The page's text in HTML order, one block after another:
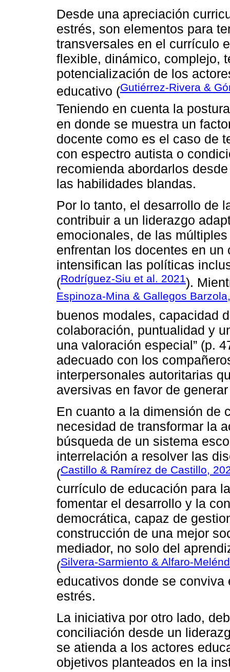
Desde una apreciación
estrés, son elementos para
transversales en el currículo
flexible, dinámico, complejo,
potencialización de los
educativo (Gutiérrez-Rivera &
Teniendo en cuenta la
en donde se muestra un
docente como es el caso de
con espectro autista o
recomienda abordarlos
las habilidades blandas.
Por lo tanto, el desarrollo de
contribuir a un liderazgo
emocionales, de las
enfrentan los docentes en
intensifican las políticas
(Rodríguez-Siu et al. 2021).
Espinoza-Mina & Gallegos
buenos modales, capacidad
colaboración, puntualidad y
una valoración especial” (p.
adecuado con los
interpersonales autoritarias
aversivas en favor de
En cuanto a la dimensión de
necesidad de transformar la
búsqueda de un sistema
interrelación a resolver las
(Castillo & Ramírez de Castillo,
currículo de educación para
fomentar el desarrollo y la
democrática, capaz de
construcción de una mejor
mediador, no solo del
(Silvera-Sarmiento & Alfaro-
educativos donde se
estrés.
La iniciativa por otro lado,
conciliación desde un
se atienda a los actores
objetivos planteados en la